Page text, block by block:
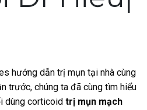
hướng dẫn trị mụn tại nhà cùng
trước, chúng ta đã cùng tìm hiểu
dùng corticoid trị mụn mạch